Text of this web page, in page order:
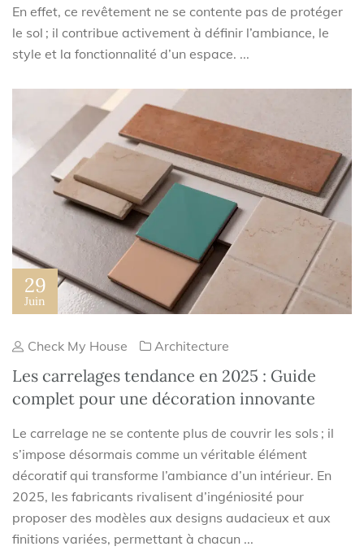
En effet, ce revêtement ne se contente pas de protéger
le sol ; il contribue activement à définir l’ambiance, le
style et la fonctionnalité d’un espace. ...
29
Juin
Check My House Architecture
Les carrelages tendance en 2025 : Guide
complet pour une décoration innovante
Le carrelage ne se contente plus de couvrir les sols ; il
s’impose désormais comme un véritable élément
décoratif qui transforme l’ambiance d’un intérieur. En
2025, les fabricants rivalisent d’ingéniosité pour
proposer des modèles aux designs audacieux et aux
finitions variées, permettant à chacun ...